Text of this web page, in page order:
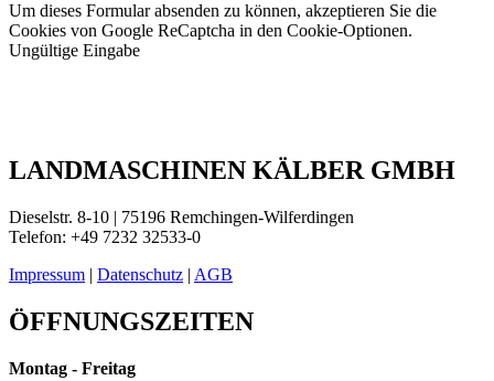
Um dieses Formular absenden zu können, akzeptieren Sie die
Cookies von Google ReCaptcha in den Cookie-Optionen.
Ungültige Eingabe
LANDMASCHINEN KÄLBER GMBH
Dieselstr. 8-10 | 75196 Remchingen-Wilferdingen
Telefon: +49 7232 32533-0
Impressum | Datenschutz | AGB
ÖFFNUNGSZEITEN
Montag - Freitag